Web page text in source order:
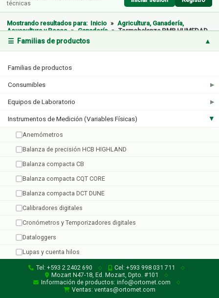
técnicas
☰ Familias de productos ▲
Familias de productos
Consumibles ▶
Equipos de Laboratorio ▶
Instrumentos de Medición (Variables Físicas) ▶
Anemómetros
Balanza de precisión HCB HIGHLAND
Balanza compacta CB
Balanza compacta CQT CORE
Balanza compacta DCT DUNE
Calibradores digitales
Cronómetros y Temporizadores digitales
Dataloggers
Lupas y cuenta hilos
Medidor de humedad en granos
Medidores EC
Mostrando resultados para: Inicio » Agricultura, Ganadería,
Acuacultura y Pesca » Ganadería » Termobalanza PMB HUMEDAD
1 producto
Tel: +593 2 2402 690 ◇ Cel: +593 998 031 711 ◇
Mozart N47-18, Ed. Mozart, Dpto. #101 ◇
Información de productos: info@ortomet.com ◇
Ventas: ventas@ortomet.com